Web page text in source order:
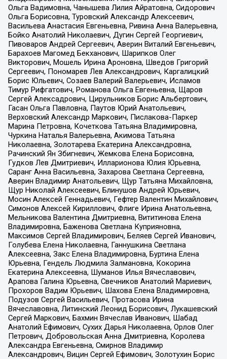
Ольга Вадимовна, Чанышева Лилия Айратовна, Сидорович
Ольга Борисовна, Туровский Александр Алексеевич,
Васильева Анастасия Евгеньевна, Ривина Анна Валерьевна,
Бойко Анатолий Николаевич, Дугин Сергей Георгиевич,
Пивоваров Андрей Сергеевич, Аверин Виталий Евгеньевич,
Барахоев Магомед Бекханович, Шарипков Олег
Викторович, Мошель Ирина Ароновна, Шведов Григорий
Сергеевич, Пономарев Лев Александрович, Каргалицкий
Борис Юльевич, Созаев Валерий Валерьевич, Исламов
Тимур Рифгатович, Романова Ольга Евгеньевна, Щаров
Сергей Алексадрович, Цирульников Борис Альбертович,
Гасан Ольга Павловна, Паутов Юрий Анатольевич,
Верховский Александр Маркович, Пислакова-Паркер
Марина Петровна, Кочеткова Татьяна Владимировна,
Чуркина Наталья Валерьевна, Акимова Татьяна
Николаевна, Золотарева Екатерина Александровна,
Рачинский Ян Збигневич, Жемкова Елена Борисовна,
Гудков Лев Дмитриевич, Илларионова Юлия Юрьевна,
Саранг Анна Васильевна, Захарова Светлана Сергеевна,
Аверин Владимир Анатольевич, Щур Татьяна Михайловна,
Щур Николай Алексеевич, Блинушов Андрей Юрьевич,
Мосин Алексей Геннадьевич, Гефтер Валентин Михайлович,
Симонов Алексей Кириллович, Флиге Ирина Анатольевна,
Мельникова Валентина Дмитриевна, Вититинова Елена
Владимировна, Баженова Светлана Куприяновна,
Максимов Сергей Владимирович, Беляев Сергей Иванович,
Голубева Елена Николаевна, Ганнушкина Светлана
Алексеевна, Закс Елена Владимировна, Буртина Елена
Юрьевна, Гендель Людмила Залмановна, Кокорина
Екатерина Алексеевна, Шуманов Илья Вячеславович,
Арапова Галина Юрьевна, Свечников Анатолий Мариевич,
Прохоров Вадим Юрьевич, Шахова Елена Владимировна,
Подузов Сергей Васильевич, Протасова Ирина
Вячеславовна, Литинский Леонид Борисович, Лукашевский
Сергей Маркович, Бахмин Вячеслав Иванович, Шабад
Анатолий Ефимович, Сухих Дарья Николаевна, Орлов Олег
Петрович, Добровольская Анна Дмитриевна, Королева
Александра Евгеньевна, Смирнов Владимир
Александрович, Вицин Сергей Ефимович, Золотухин Борис